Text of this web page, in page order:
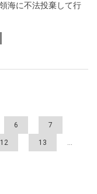
海に不法投棄して行
6 7
12 13 …